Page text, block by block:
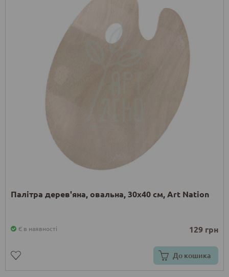
Палітра дерев'яна, овальна, 30х40 см, Art Nation
Є в наявності 129 грн
До кошика